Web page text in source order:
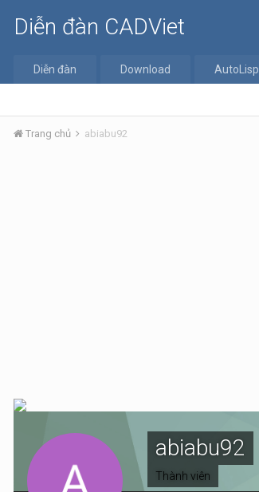
Diễn đàn CADViet
Diễn đàn Download AutoLisp
Trang chủ abiabu92
abiabu92
Thành viên